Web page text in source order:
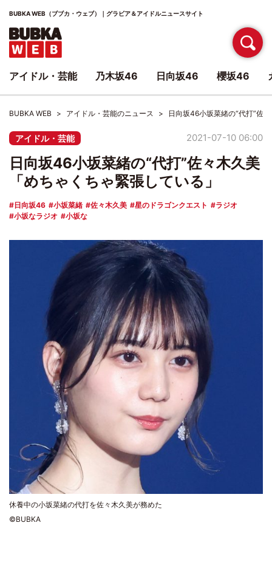
BUBKA WEB（ブブカ・ウェブ）｜グラビア＆アイドルニュースサイト
BUBKA WEB アイドル・芸能のニュース 日向坂46小坂菜緒の“代打”佐
アイドル・芸能 2021-07-10 06:00
日向坂46小坂菜緒の“代打”佐々木久美
「めちゃくちゃ緊張している」
日向坂46 小坂菜緒 佐々木久美 星のドラゴンクエスト
ラジオ
小坂なラジオ
小坂な
休養中の小坂菜緒の代打を佐々木久美が務めた
©BUBKA
アイドル・芸能 乃木坂46 日向坂46 櫻坂46